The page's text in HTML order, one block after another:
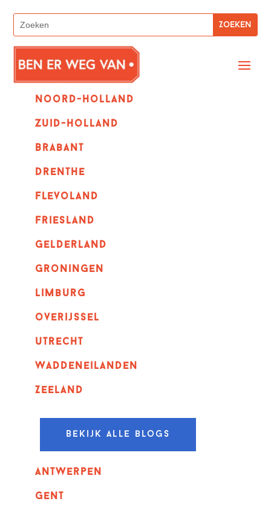
Noord-holland
zuid-holland
Brabant
Drenthe
Flevoland
Friesland
Gelderland
Groningen
Limburg
overijssel
utrecht
Waddeneilanden
Zeeland
Bekijk alle blogs
Antwerpen
GENT